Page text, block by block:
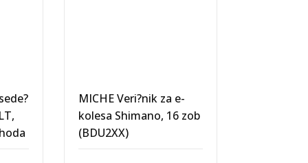
MICHE Veri?nik za e-
kolesa Shimano, 16 zob
(BDU2XX)